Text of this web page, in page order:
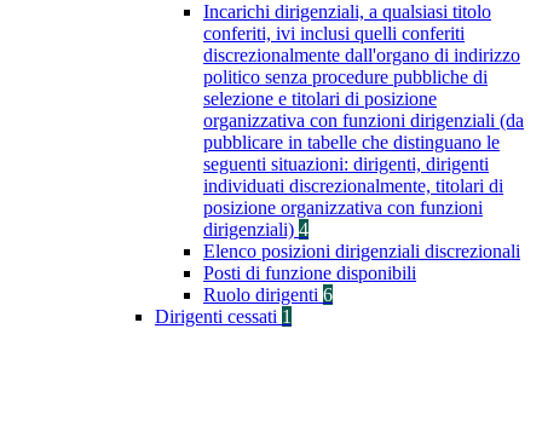
Incarichi dirigenziali, a qualsiasi titolo
conferiti, ivi inclusi quelli conferiti
discrezionalmente dall'organo di indirizzo
politico senza procedure pubbliche di
selezione e titolari di posizione
organizzativa con funzioni dirigenziali (da
pubblicare in tabelle che distinguano le
seguenti situazioni: dirigenti, dirigenti
individuati discrezionalmente, titolari di
posizione organizzativa con funzioni
dirigenziali) 4
Elenco posizioni dirigenziali discrezionali
Posti di funzione disponibili
Ruolo dirigenti 6
Dirigenti cessati 1